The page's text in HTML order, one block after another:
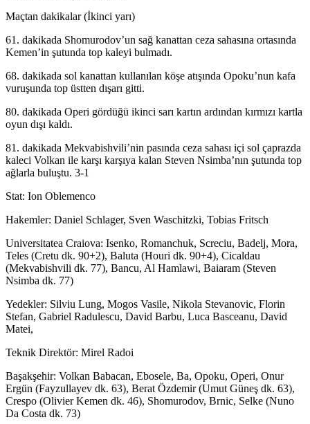
Maçtan dakikalar (İkinci yarı)
61. dakikada Shomurodov’un sağ kanattan ceza sahasına ortasında
Kemen’in şutunda top kaleyi bulmadı.
68. dakikada sol kanattan kullanılan köşe atışında Opoku’nun kafa
vuruşunda top üstten dışarı gitti.
80. dakikada Operi gördüğü ikinci sarı kartın ardından kırmızı kartla
oyun dışı kaldı.
81. dakikada Mekvabishvili’nin pasında ceza sahası içi sol çaprazda
kaleci Volkan ile karşı karşıya kalan Steven Nsimba’nın şutunda top
ağlarla buluştu. 3-1
Stat: Ion Oblemenco
Hakemler: Daniel Schlager, Sven Waschitzki, Tobias Fritsch
Universitatea Craiova: Isenko, Romanchuk, Screciu, Badelj, Mora,
Teles (Cretu dk. 90+2), Baluta (Houri dk. 90+4), Cicaldau
(Mekvabishvili dk. 77), Bancu, Al Hamlawi, Baiaram (Steven
Nsimba dk. 77)
Yedekler: Silviu Lung, Mogos Vasile, Nikola Stevanovic, Florin
Stefan, Gabriel Radulescu, David Barbu, Luca Basceanu, David
Matei,
Teknik Direktör: Mirel Radoi
Başakşehir: Volkan Babacan, Ebosele, Ba, Opoku, Operi, Onur
Ergün (Fayzullayev dk. 63), Berat Özdemir (Umut Güneş dk. 63),
Crespo (Olivier Kemen dk. 46), Shomurodov, Brnic, Selke (Nuno
Da Costa dk. 73)